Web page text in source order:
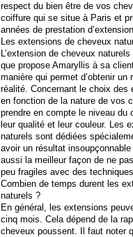
respect du bien être de vos
coiffure qui se situe à Paris et
années de prestation
Les extensions de cheveux
L’extension de cheveux
que propose Amaryllis à sa
manière qui permet d’obtenir un
réalité. Concernant le choix des
en fonction de la nature de vos
prendre en compte le niveau du
leur qualité et leur couleur. Les
naturels sont dédiées
avoir un résultat
aussi la meilleur façon de ne
peu fragiles avec des
Combien de temps durent les
naturels ?
En général, les extensions
cinq mois. Cela dépend de la
cheveux poussent. Il faut noter